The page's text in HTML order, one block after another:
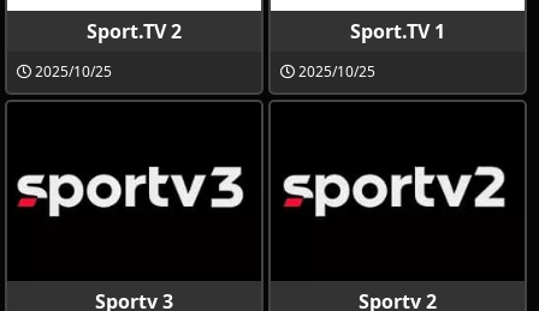
Sport.TV 2
2025/10/25
Sport.TV 1
2025/10/25
Sportv 3 Sportv 2